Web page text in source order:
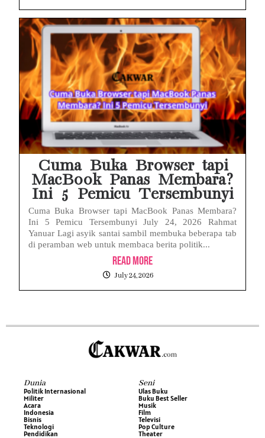
Cuma Buka Browser tapi
MacBook Panas Membara?
Ini 5 Pemicu Tersembunyi
Cuma Buka Browser tapi MacBook Panas Membara?
Ini 5 Pemicu Tersembunyi July 24, 2026 Rahmat
Yanuar Lagi asyik santai sambil membuka beberapa tab
di peramban web untuk membaca berita politik...
Read More
July 24, 2026
Dunia
Politik Internasional
Militer
Acara
Indonesia
Bisnis
Teknologi
Pendidikan
Seni
Ulas Buku
Buku Best Seller
Musik
Film
Televisi
Pop Culture
Theater